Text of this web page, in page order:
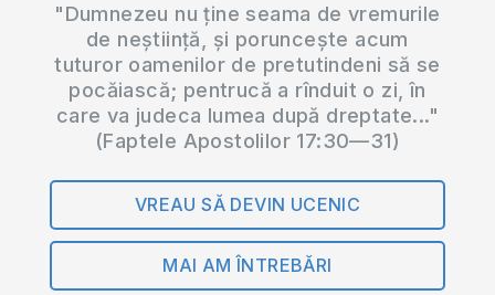
"Dumnezeu nu ține seama de vremurile
de neștiință, și poruncește acum
tuturor oamenilor de pretutindeni să se
pocăiască; pentrucă a rînduit o zi, în
care va judeca lumea după dreptate..."
(Faptele Apostolilor 17:30—31)
VREAU SĂ DEVIN UCENIC
MAI AM ÎNTREBĂRI